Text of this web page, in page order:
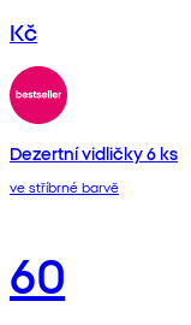
Kč
Dezertní vidličky 6 ks
ve stříbrné barvě
60